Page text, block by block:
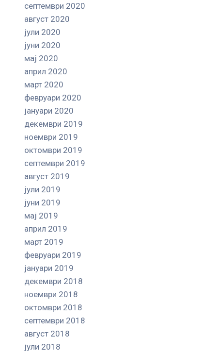
септември 2020
август 2020
јули 2020
јуни 2020
мај 2020
април 2020
март 2020
февруари 2020
јануари 2020
декември 2019
ноември 2019
октомври 2019
септември 2019
август 2019
јули 2019
јуни 2019
мај 2019
април 2019
март 2019
февруари 2019
јануари 2019
декември 2018
ноември 2018
октомври 2018
септември 2018
август 2018
јули 2018